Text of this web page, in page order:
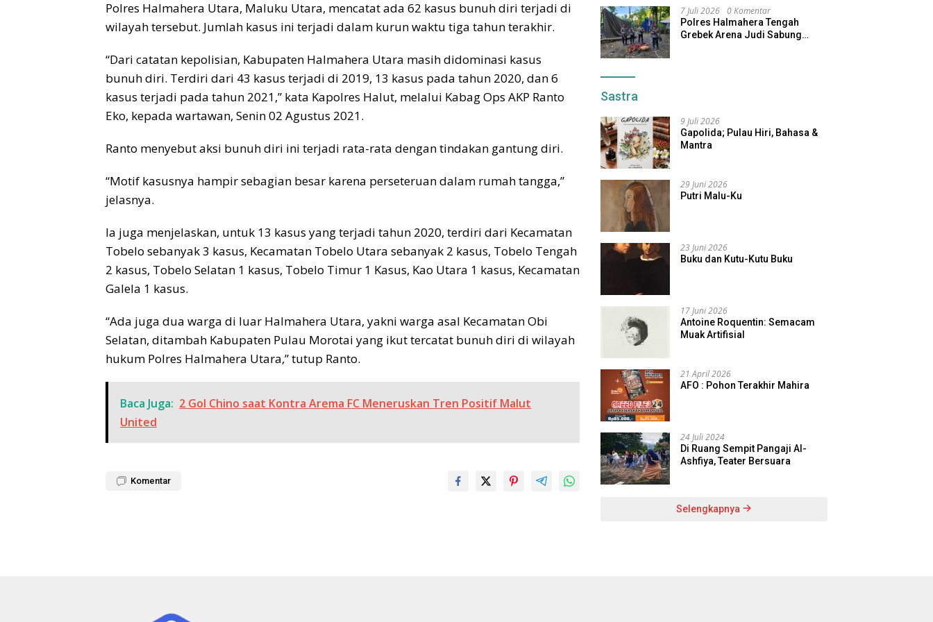
Polres Halmahera Utara, Maluku Utara, mencatat ada 62 kasus bunuh diri terjadi di
wilayah tersebut. Jumlah kasus ini terjadi dalam kurun waktu tiga tahun terakhir.
“Dari catatan kepolisian, Kabupaten Halmahera Utara masih didominasi kasus
bunuh diri. Terdiri dari 43 kasus terjadi di 2019, 13 kasus pada tahun 2020, dan 6
kasus terjadi pada tahun 2021,” kata Kapolres Halut, melalui Kabag Ops AKP Ranto
Eko, kepada wartawan, Senin 02 Agustus 2021.
Ranto menyebut aksi bunuh diri ini terjadi rata-rata dengan tindakan gantung diri.
“Motif kasusnya hampir sebagian besar karena perseteruan dalam rumah tangga,”
jelasnya.
Ia juga menjelaskan, untuk 13 kasus yang terjadi tahun 2020, terdiri dari Kecamatan
Tobelo sebanyak 3 kasus, Kecamatan Tobelo Utara sebanyak 2 kasus, Tobelo Tengah
2 kasus, Tobelo Selatan 1 kasus, Tobelo Timur 1 Kasus, Kao Utara 1 kasus, Kecamatan
Galela 1 kasus.
“Ada juga dua warga di luar Halmahera Utara, yakni warga asal Kecamatan Obi
Selatan, ditambah Kabupaten Pulau Morotai yang ikut tercatat bunuh diri di wilayah
hukum Polres Halmahera Utara,” tutup Ranto.
Baca Juga: 2 Gol Chino saat Kontra Arema FC Meneruskan Tren Positif Malut
United
Komentar
7 Juli 2026 0 Komentar
Polres Halmahera Tengah
Grebek Arena Judi Sabung
Sastra
9 Juli 2026
Gapolida; Pulau Hiri, Bahasa &
Mantra
29 Juni 2026
Putri Malu-Ku
23 Juni 2026
Buku dan Kutu-Kutu Buku
17 Juni 2026
Antoine Roquentin: Semacam
Muak Artifisial
21 April 2026
AFO : Pohon Terakhir Mahira
24 Juli 2024
Di Ruang Sempit Pangaji Al-
Ashfiya, Teater Bersuara
Selengkapnya